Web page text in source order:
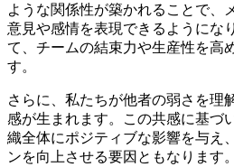
ような関係性が築かれることで、
意見や感情を表現できるようにな
て、チームの結束力や生産性を高
す。
さらに、私たちが他者の弱さを理
感が生まれます。この共感に基づ
織全体にポジティブな影響を与え
ンを向上させる要因ともなります